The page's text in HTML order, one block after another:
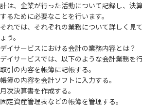
計は、企業が行った活動について記録し、決
するために必要なことを行います。
それでは、それぞれの業務について詳しく見
ょう。
デイサービスにおける会計の業務内容とは？
デイサービスでは、以下のような会計業務を行
取引の内容を帳簿に記帳する。
帳簿の内容を会計ソフトに入力する。
月次決算書を作成する。
固定資産管理表などの帳簿を管理する。